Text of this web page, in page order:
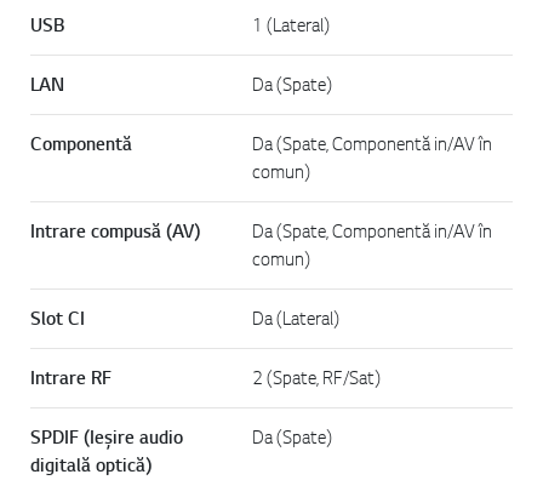
USB 1 (Lateral)
LAN Da (Spate)
Componentă
Da (Spate, Componentă in/AV în
comun)
Intrare compusă (AV)
Da (Spate, Componentă in/AV în
comun)
Slot CI Da (Lateral)
Intrare RF 2 (Spate, RF/Sat)
SPDIF (Ieșire audio
digitală optică)
Da (Spate)